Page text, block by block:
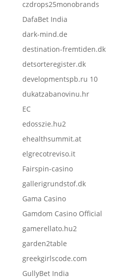
czdrops25monobrands
DafaBet India
dark-mind.de
destination-fremtiden.dk
detsorteregister.dk
developmentspb.ru 10
dukatzabanovinu.hr
EC
edosszie.hu2
ehealthsummit.at
elgrecotreviso.it
Fairspin-casino
gallerigrundstof.dk
Gama Casino
Gamdom Casino Official
gamerellato.hu2
garden2table
greekgirlscode.com
GullyBet India